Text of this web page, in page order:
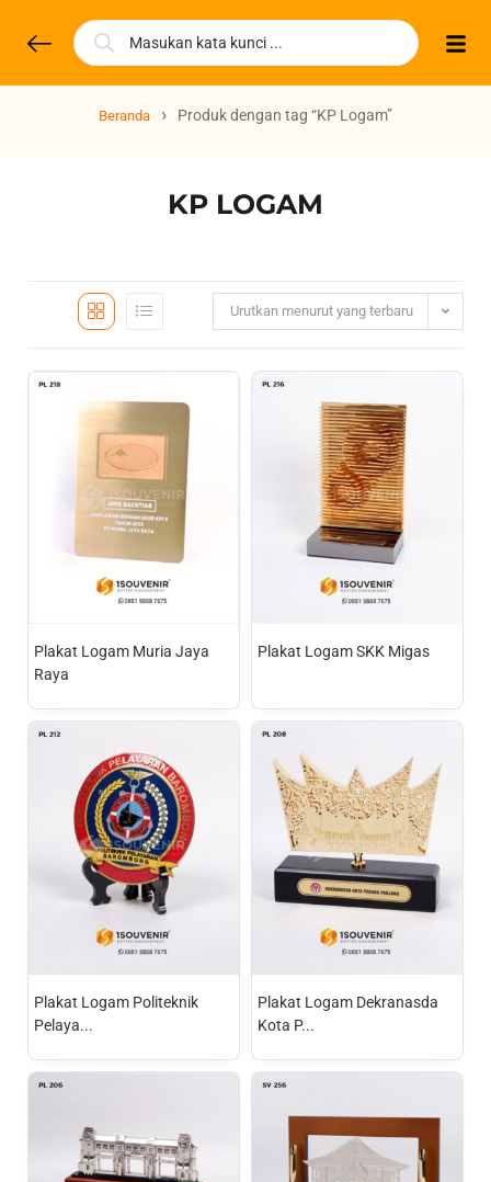
Beranda › Produk dengan tag “KP Logam”
KP LOGAM
Urutkan menurut yang terbaru
Plakat Logam Muria Jaya
Raya
Plakat Logam SKK Migas
Plakat Logam Politeknik
Pelaya...
Plakat Logam Dekranasda
Kota P...